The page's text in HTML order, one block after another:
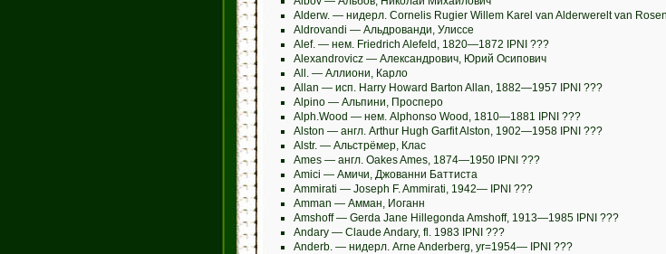
Alderw. — нидерл. Cornelis Rugier Willem Karel van Alderwerelt van
Aldrovandi — Альдрованди, Улиссе
Alef. — нем. Friedrich Alefeld, 1820—1872 IPNI ???
Alexandrovicz — Александрович, Юрий Осипович
All. — Аллиони, Карло
Allan — исп. Harry Howard Barton Allan, 1882—1957 IPNI ???
Alpino — Альпини, Просперо
Alph.Wood — нем. Alphonso Wood, 1810—1881 IPNI ???
Alston — англ. Arthur Hugh Garfit Alston, 1902—1958 IPNI ???
Alstr. — Альстрёмер, Клас
Ames — англ. Oakes Ames, 1874—1950 IPNI ???
Amici — Амичи, Джованни Баттиста
Ammirati — Joseph F. Ammirati, 1942— IPNI ???
Amman — Амман, Иоганн
Amshoff — Gerda Jane Hillegonda Amshoff, 1913—1985 IPNI ???
Andary — Claude Andary, fl. 1983 IPNI ???
Anderb. — нидерл. Arne Anderberg, yr=1954— IPNI ???